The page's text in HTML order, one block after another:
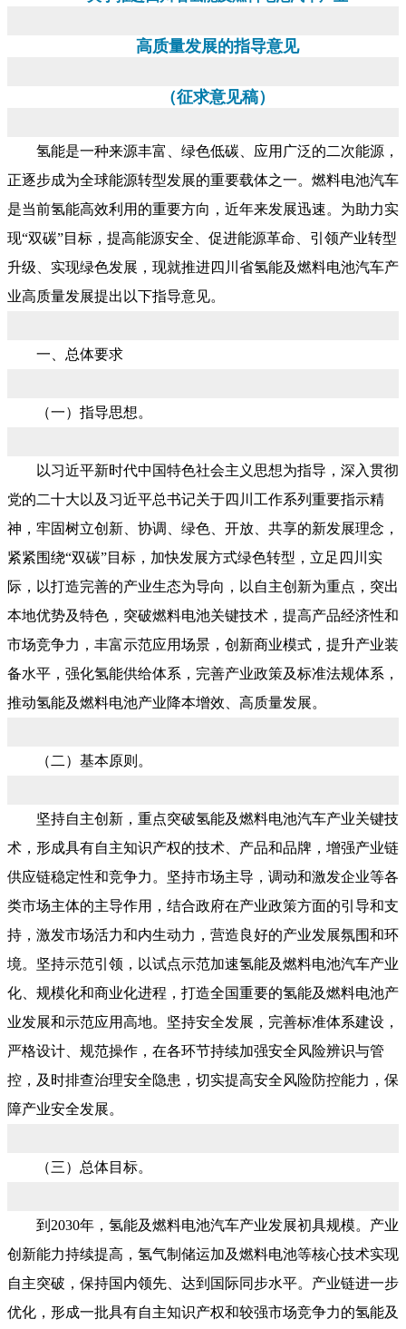
高质量发展的指导意见
（征求意见稿）
氢能是一种来源丰富、绿色低碳、应用广泛的二次能源，
正逐步成为全球能源转型发展的重要载体之一。燃料电池汽车
是当前氢能高效利用的重要方向，近年来发展迅速。为助力实
现“双碳”目标，提高能源安全、促进能源革命、引领产业转型
升级、实现绿色发展，现就推进四川省氢能及燃料电池汽车产
业高质量发展提出以下指导意见。
一、总体要求
（一）指导思想。
以习近平新时代中国特色社会主义思想为指导，深入贯彻
党的二十大以及习近平总书记关于四川工作系列重要指示精
神，牢固树立创新、协调、绿色、开放、共享的新发展理念，
紧紧围绕“双碳”目标，加快发展方式绿色转型，立足四川实
际，以打造完善的产业生态为导向，以自主创新为重点，突出
本地优势及特色，突破燃料电池关键技术，提高产品经济性和
市场竞争力，丰富示范应用场景，创新商业模式，提升产业装
备水平，强化氢能供给体系，完善产业政策及标准法规体系，
推动氢能及燃料电池产业降本增效、高质量发展。
（二）基本原则。
坚持自主创新，重点突破氢能及燃料电池汽车产业关键技
术，形成具有自主知识产权的技术、产品和品牌，增强产业链
供应链稳定性和竞争力。坚持市场主导，调动和激发企业等各
类市场主体的主导作用，结合政府在产业政策方面的引导和支
持，激发市场活力和内生动力，营造良好的产业发展氛围和环
境。坚持示范引领，以试点示范加速氢能及燃料电池汽车产业
化、规模化和商业化进程，打造全国重要的氢能及燃料电池产
业发展和示范应用高地。坚持安全发展，完善标准体系建设，
严格设计、规范操作，在各环节持续加强安全风险辨识与管
控，及时排查治理安全隐患，切实提高安全风险防控能力，保
障产业安全发展。
（三）总体目标。
到2030年，氢能及燃料电池汽车产业发展初具规模。产业
创新能力持续提高，氢气制储运加及燃料电池等核心技术实现
自主突破，保持国内领先、达到国际同步水平。产业链进一步
优化，形成一批具有自主知识产权和较强市场竞争力的氢能及